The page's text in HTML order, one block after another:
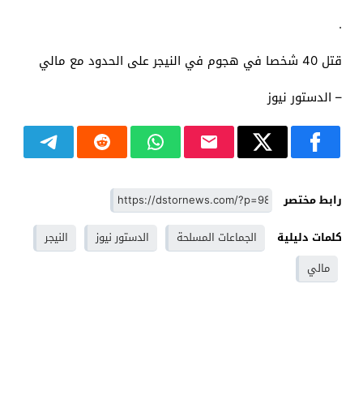
.
قتل 40 شخصا في هجوم في النيجر على الحدود مع مالي
– الدستور نيوز
رابط مختصر
كلمات دليلية
الجماعات المسلحة الدستور نيوز
النيجر
مالي